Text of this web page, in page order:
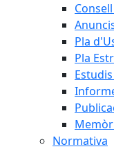
Pla
Pla
Normativa